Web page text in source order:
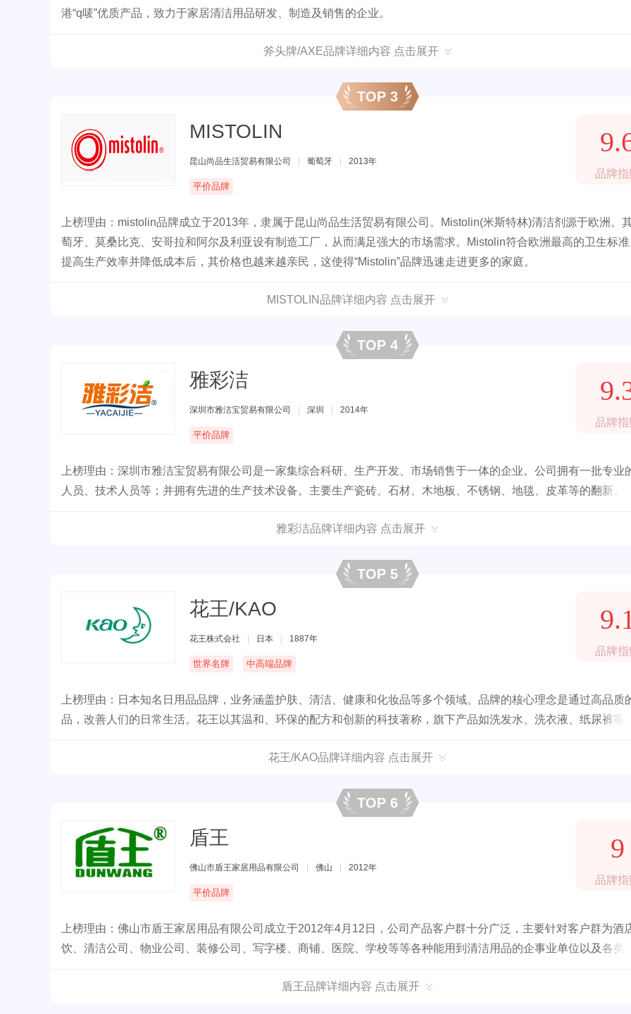
港“q唛”优质产品，致力于家居清洁用品研发、制造及销售的企业。
斧头牌/AXE品牌详细内容 点击展开
TOP 3
MISTOLIN
昆山尚品生活贸易有限公司 葡萄牙 2013年
平价品牌
品牌指
上榜理由：mistolin品牌成立于2013年，隶属于昆山尚品生活贸易有限公司。Mistolin(米斯特林)清洁剂源于欧洲。
萄牙、莫桑比克、安哥拉和阿尔及利亚设有制造工厂，从而满足强大的市场需求。Mistolin符合欧洲最高的卫生标
提高生产效率并降低成本后，其价格也越来越亲民，这使得“Mistolin”品牌迅速走进更多的家庭。
MISTOLIN品牌详细内容 点击展开
TOP 4
雅彩洁
深圳市雅洁宝贸易有限公司 深圳 2014年
平价品牌
品牌指
上榜理由：深圳市雅洁宝贸易有限公司是一家集综合科研、生产开发、市场销售于一体的企业。公司拥有一批专业
人员、技术人员等；并拥有先进的生产技术设备。主要生产瓷砖、石材、木地板、不锈钢、地毯、皮革等的翻新、
雅彩洁品牌详细内容 点击展开
TOP 5
花王/KAO
花王株式会社 日本 1887年
世界名牌 中高端品牌
品牌指
上榜理由：日本知名日用品品牌，业务涵盖护肤、清洁、健康和化妆品等多个领域。品牌的核心理念是通过高品质
品，改善人们的日常生活。花王以其温和、环保的配方和创新的科技著称，旗下产品如洗发水、洗衣液、纸尿裤等
花王/KAO品牌详细内容 点击展开
TOP 6
盾王
佛山市盾王家居用品有限公司 佛山 2012年
平价品牌
9
品牌指
上榜理由：佛山市盾王家居用品有限公司成立于2012年4月12日，公司产品客户群十分广泛，主要针对客户群为酒
饮、清洁公司、物业公司、装修公司、写字楼、商铺、医院、学校等等各种能用到清洁用品的企事业单位以及各类
盾王品牌详细内容 点击展开